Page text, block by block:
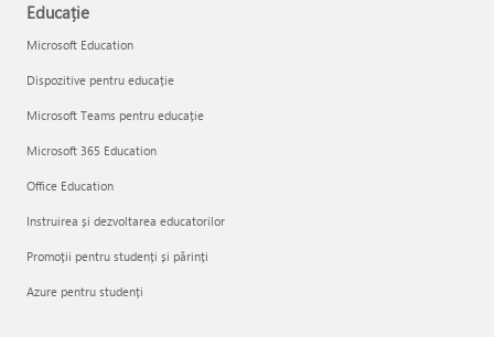
Educație
Microsoft Education
Dispozitive pentru educație
Microsoft Teams pentru educație
Microsoft 365 Education
Office Education
Instruirea și dezvoltarea educatorilor
Promoții pentru studenți și părinți
Azure pentru studenți